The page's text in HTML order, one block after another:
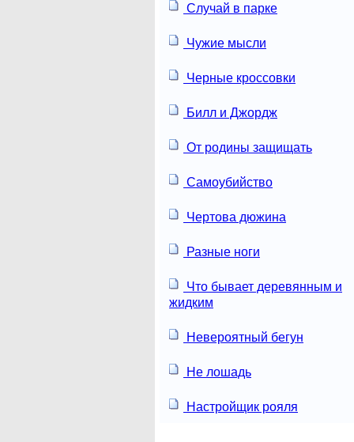
Случай в парке
Чужие мысли
Черные кроссовки
Билл и Джордж
От родины защищать
Самоубийство
Чертова дюжина
Разные ноги
Что бывает деревянным и
жидким
Невероятный бегун
Не лошадь
Настройщик рояля